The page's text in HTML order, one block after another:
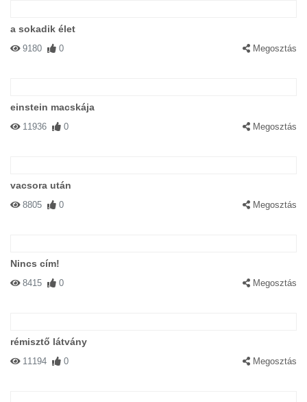
a sokadik élet
9180 0 Megosztás
einstein macskája
11936 0 Megosztás
vacsora után
8805 0 Megosztás
Nincs cím!
8415 0 Megosztás
rémisztő látvány
11194 0 Megosztás